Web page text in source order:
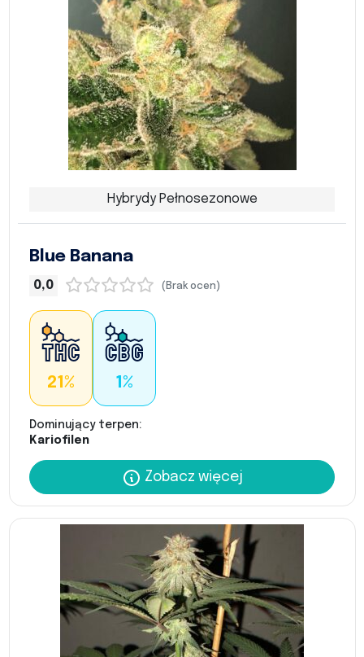
Hybrydy Pełnosezonowe
Blue Banana
0,0 (Brak ocen)
21% 1%
Dominujący terpen:
Kariofilen
Zobacz więcej